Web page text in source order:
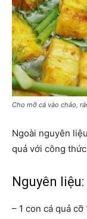
Cho mỡ cá vào chảo,
Ngoài nguyên
quả với công
Nguyên liệu:
– 1 con cá quả cỡ